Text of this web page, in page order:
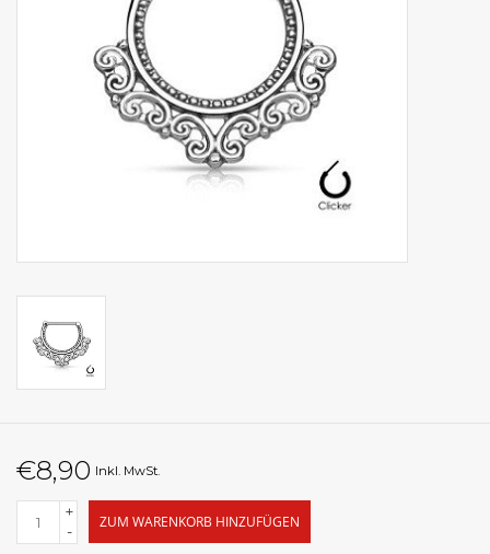
€8,90 Inkl. MwSt.
+
-
ZUM WARENKORB HINZUFÜGEN